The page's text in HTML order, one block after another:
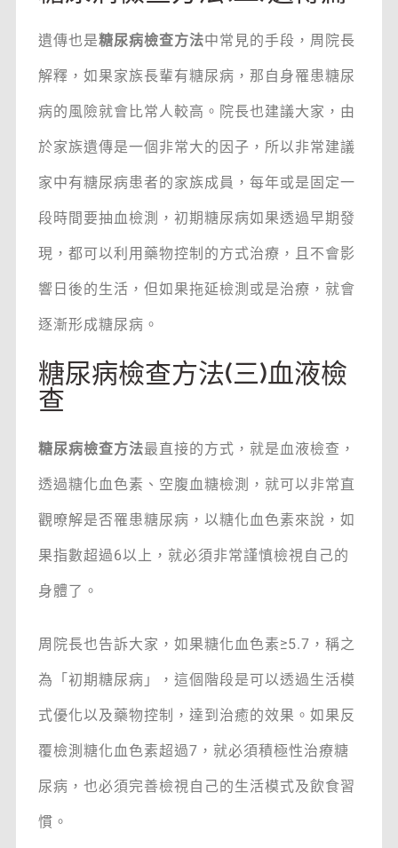
遺傳也是糖尿病檢查方法中常見的手段，周院長
解釋，如果家族長輩有糖尿病，那自身罹患糖尿
病的風險就會比常人較高。院長也建議大家，由
於家族遺傳是一個非常大的因子，所以非常建議
家中有糖尿病患者的家族成員，每年或是固定一
段時間要抽血檢測，初期糖尿病如果透過早期發
現，都可以利用藥物控制的方式治療，且不會影
響日後的生活，但如果拖延檢測或是治療，就會
逐漸形成糖尿病。
糖尿病檢查方法(三)血液檢
查
糖尿病檢查方法最直接的方式，就是血液檢查，
透過糖化血色素、空腹血糖檢測，就可以非常直
觀暸解是否罹患糖尿病，以糖化血色素來說，如
果指數超過6以上，就必須非常謹慎檢視自己的
身體了。
周院長也告訴大家，如果糖化血色素≥5.7，稱之
為「初期糖尿病」，這個階段是可以透過生活模
式優化以及藥物控制，達到治癒的效果。如果反
覆檢測糖化血色素超過7，就必須積極性治療糖
尿病，也必須完善檢視自己的生活模式及飲食習
慣。